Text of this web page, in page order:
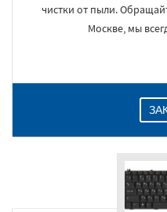
чистки от пыли.
Москве, мы